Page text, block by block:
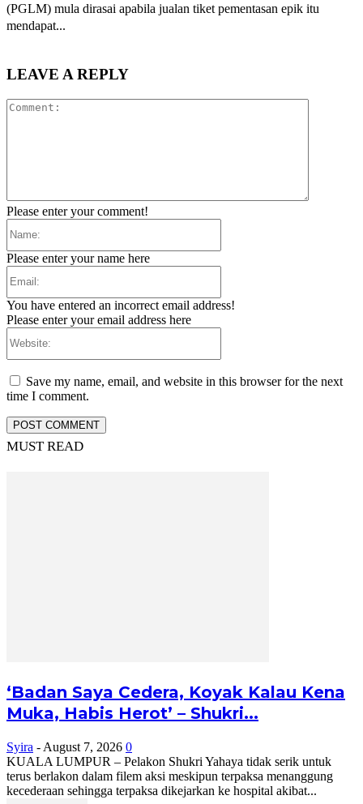
(PGLM) mula dirasai apabila jualan tiket pementasan epik itu
mendapat...
LEAVE A REPLY
Please enter your comment!
Please enter your name here
You have entered an incorrect email address!
Please enter your email address here
Save my name, email, and website in this browser for the next
time I comment.
MUST READ
‘Badan Saya Cedera, Koyak Kalau Kena
Muka, Habis Herot’ – Shukri...
Syira - August 7, 2026 0
KUALA LUMPUR – Pelakon Shukri Yahaya tidak serik untuk
terus berlakon dalam filem aksi meskipun terpaksa menanggung
kecederaan sehingga terpaksa dikejarkan ke hospital akibat...